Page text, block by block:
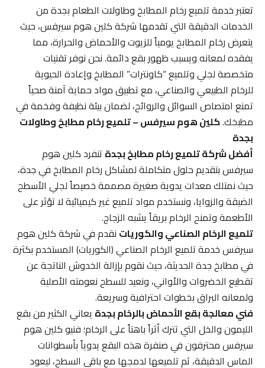
تعتبر خدمة تلميع رخام المطابخ وطاولات الطعام بجدة من
الخدمات الدقيقة التي تقدمها شركة كلين هوم سيرفس، حيث
يتعرض رخام المطابخ يومياً للزيوت والأحماض والحرارة، مما
يفقده لمعانه ويسبب ظهور بقع دائمة. نحن نوفر تقنيات
متخصصة لجلي وتلميع “كاونترات” المطابخ وإعادة الحيوية
للرخام الطبيعي والصناعي، مع تطبيق مواد حماية آمنة صحياً
تمنع امتصاص السوائل والروائح، لضمان بيئة نظيفة وفخمة في
مطبخك.كلين هوم سيرفس – تلميع رخام مطابخ وطاولات
بجدة
أفضل شركة تلميع رخام مطابخ بجدةتنفرد كلين هوم
سيرفس بتقديم حلول متكاملة لمشاكل رخام المطابخ في جدة،
حيث نمتلك معدات يدوية صغيرة مصممة خصيصاً لجلي الأسطح
الضيقة والزوايا، ونستخدم مواد تلميع غير كيميائية لا تؤثر على
الأطعمة وتمنح الرخام بريقاً يشبه الزجاج.
تلميع الرخام الصناعي والكورياتنقدم في شركة كلين هوم
سيرفس خدمة تلميع الرخام الصناعي (الكوريات) المستخدم بكثرة
في مطابخ جدة الحديثة، حيث نقوم بإزالة الخدوش الناتجة عن
تقطيع الخضروات والأواني، ونعيد للسطح نعومته الأصلية
ولمعانه البراق بخطوات احترافية وسريعة.
فني معالجة بقع الأحماض بالرخام بجدةيعاني الكثير من بقع
الليمون والخل التي تترك أثراً باهتاً على الرخام؛ فنيو كلين هوم
سيرفس محترفون في صنفرة هذه البقع يدوياً بأسطوانات
الماس الدقيقة، ثم تلميعها لدمجها مع باقي السطح، ليعود